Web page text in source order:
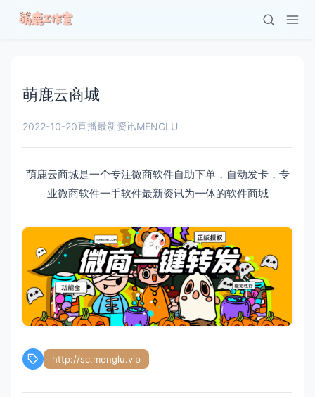
萌鹿云商城
2022-10-20直播最新资讯MENGLU
萌鹿云商城是一个专注微商软件自助下单，自动发卡，专
业微商软件一手软件最新资讯为一体的软件商城
http://sc.menglu.vip